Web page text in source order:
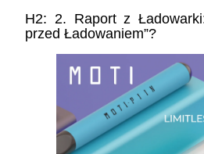
H2: 2. Raport z
przed Ładowaniem”?